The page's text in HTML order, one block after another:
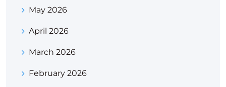
May 2026
April 2026
March 2026
February 2026